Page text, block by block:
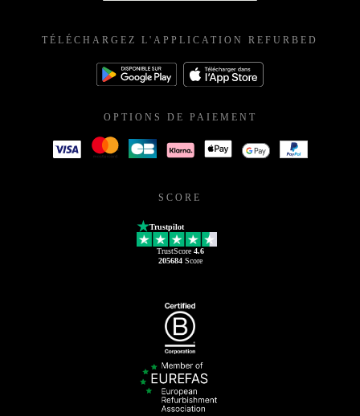
TÉLÉCHARGEZ L'APPLICATION REFURBED
OPTIONS DE PAIEMENT
SCORE
Trustpilot
TrustScore 4.6
205684Score